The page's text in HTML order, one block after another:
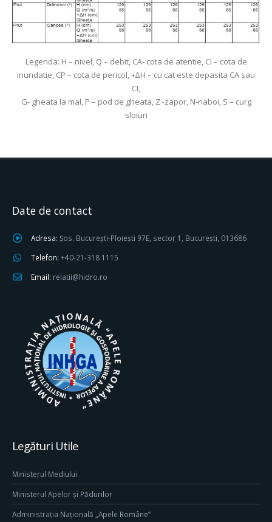
Legenda: H – nivel, Q – debit, CA- cota de atentie, CI – cota de
inundatie, CP – cota de pericol, +∆H – cu cat este depasita CA sau
CI,
G- gheata la mal, P – pod de gheata, Z -zapor, N-naboi, S – curg
sloiuri
Date de contact
Adresa: Șos. București-Ploiești 97E, sector 1, București, 013686
Telefon: +40-21-318 1115
Email: relatii@hidro.ro
Legături Utile
Ministerul Mediului
Ministerul Apelor și Pădurilor
Administrația Națională „Apele Române”